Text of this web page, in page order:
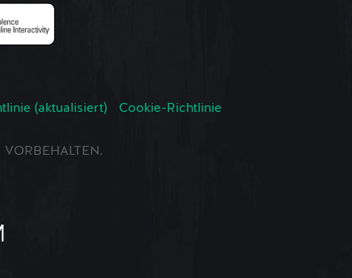
(aktualisiert)
Cookie-Richtlinie